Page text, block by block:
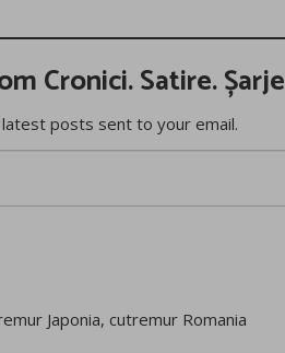
Cronici. Satire.
posts sent to your email.
Japonia, cutremur Romania